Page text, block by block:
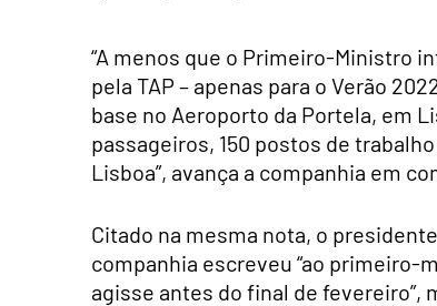
“A menos que o Primeiro-Ministro
pela TAP – apenas para o Verão
base no Aeroporto da Portela, em
passageiros, 150 postos de
Lisboa”, avança a companhia em
Citado na mesma nota, o
companhia escreveu “ao primeiro-
agisse antes do final de fevereiro”,